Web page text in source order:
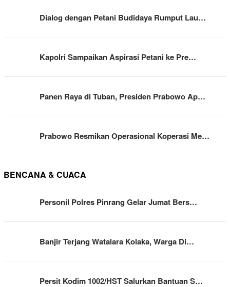
Dialog dengan Petani Budidaya Rumput Lau…
Kapolri Sampaikan Aspirasi Petani ke Pre…
Panen Raya di Tuban, Presiden Prabowo Ap…
Prabowo Resmikan Operasional Koperasi Me…
BENCANA & CUACA
Personil Polres Pinrang Gelar Jumat Bers…
Banjir Terjang Watalara Kolaka, Warga Di…
Persit Kodim 1002/HST Salurkan Bantuan S…